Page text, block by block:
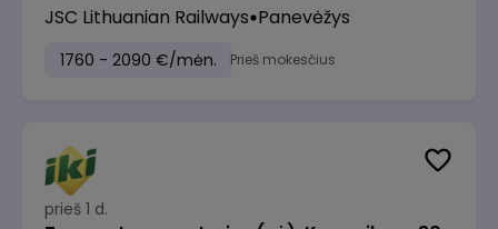
JSC Lithuanian Railways Panevėžys
1760 - 2090 €/mėn. Prieš mokesčius
prieš 1 d.